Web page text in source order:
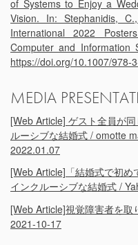
of Systems to Enjoy a
Vision. In: Stephanidis,
International 2022
Computer and Information
https://doi.org/10.1007/978-
MEDIA
[Web Article] ゲスト全員が
ルーシブな結婚式 / omotte
2022.01.07
[Web Article]「結婚式で初
インクルーシブな結婚式 /
[Web Article]視覚障害者を
2021-10-17